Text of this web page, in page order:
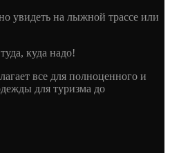
увидеть на лыжной трассе или
куда надо!
все для полноценного и
для туризма до